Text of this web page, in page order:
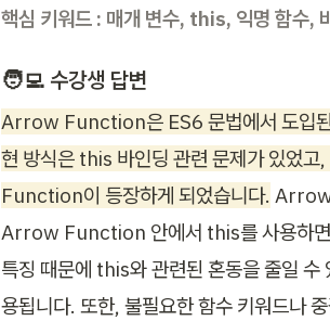
핵심 키워드 : 매개 변수, this, 익명 함수,
🧑‍💻 수강생 답변
Arrow Function은 ES6 문법에서 도입된
현 방식은 this 바인딩 관련 문제가 있었
Function이 등장하게 되었습니다. Arrow
Arrow Function 안에서 this를 사용하면
특징 때문에 this와 관련된 혼동을 줄일 수
용됩니다. 또한, 불필요한 함수 키워드나